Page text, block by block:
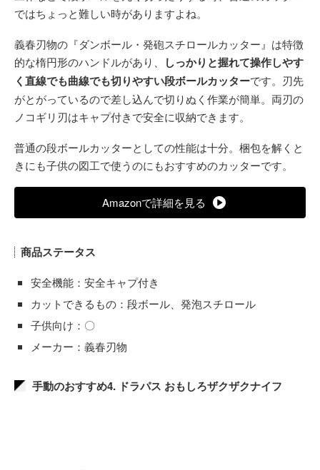
ではちょっと難しい時がありますよね。
義春刃物の『ダンボール・発砲スチロールカッター』は特徴
的な楕円形のハンドルがあり、
しっかりと握れて操作しやす
く直線でも曲線でも切りやすい段ボールカッターです。刃先
がとがっているので差し込んで切りぬく作業が簡単。両刃の
ノコギリ刃はキャプ付きで安全に収納できます。
普通の段ボールカッターとしての性能は十分。梱包を解くと
きにも子供の図工で使うのにもおすすめのカッターです。
Amazonで詳細を見る
商品ステータス
安全機能：安全キャプ付き
カットできるもの：段ボール、発泡スチロール
子供向け：〇
メーカー：義春刃物
手動のおすすめ4. ドラパス おもしろザクザクナイフ